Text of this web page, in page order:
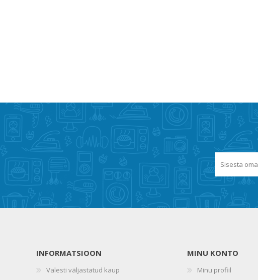
INFORMATSIOON
Valesti väljastatud kaup
MINU KONTO
Minu profiil